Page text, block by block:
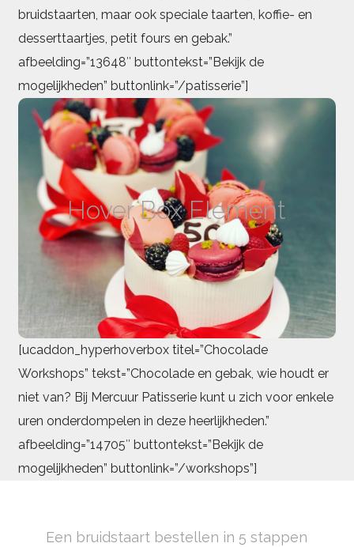
bruidstaarten, maar ook speciale taarten, koffie- en
desserttaartjes, petit fours en gebak.”
afbeelding=”13648″ buttontekst=”Bekijk de
mogelijkheden” buttonlink=”/patisserie”]
Hover Box Element
Patisserie
Mercuur Patisserie is al jaren een begrip in
Amersfoort en omgeving. Wij vervaardigen niet
alleen bruidstaarten, maar ook speciale taarten,
koffie- en desserttaartjes, petit fours en gebak.
Bekijk de mogelijkheden
[ucaddon_hyperhoverbox titel=”Chocolade
Workshops” tekst=”Chocolade en gebak, wie houdt er
niet van? Bij Mercuur Patisserie kunt u zich voor enkele
uren onderdompelen in deze heerlijkheden.”
afbeelding=”14705″ buttontekst=”Bekijk de
mogelijkheden” buttonlink=”/workshops”]
Een bruidstaart bestellen in 5 stappen